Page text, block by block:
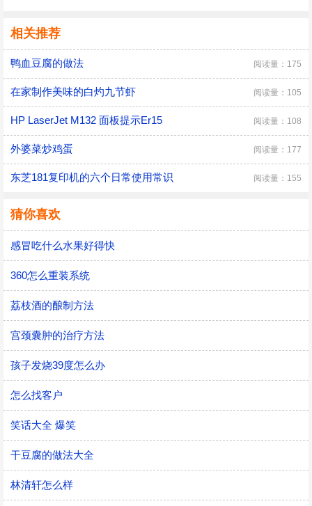
相关推荐
鸭血豆腐的做法 阅读量：175
在家制作美味的白灼九节虾 阅读量：105
HP LaserJet M132 面板提示Er15 阅读量：108
外婆菜炒鸡蛋 阅读量：177
东芝181复印机的六个日常使用常识 阅读量：155
猜你喜欢
感冒吃什么水果好得快
360怎么重装系统
荔枝酒的酿制方法
宫颈囊肿的治疗方法
孩子发烧39度怎么办
怎么找客户
笑话大全 爆笑
干豆腐的做法大全
林清轩怎么样